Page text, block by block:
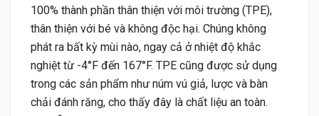
100% thành phần thân thiện với môi trường (TPE),
thân thiện với bé và không độc hại. Chúng không
phát ra bất kỳ mùi nào, ngay cả ở nhiệt độ khắc
nghiệt từ -4°F đến 167°F. TPE cũng được sử dụng
trong các sản phẩm như núm vú giả, lược và bàn
chải đánh răng, cho thấy đây là chất liệu an toàn.